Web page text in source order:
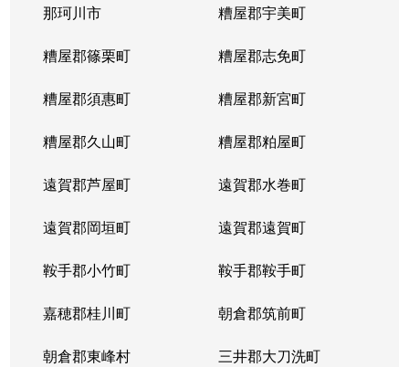
那珂川市 糟屋郡宇美町
糟屋郡篠栗町 糟屋郡志免町
糟屋郡須惠町 糟屋郡新宮町
糟屋郡久山町 糟屋郡粕屋町
遠賀郡芦屋町 遠賀郡水巻町
遠賀郡岡垣町 遠賀郡遠賀町
鞍手郡小竹町 鞍手郡鞍手町
嘉穂郡桂川町 朝倉郡筑前町
朝倉郡東峰村 三井郡大刀洗町